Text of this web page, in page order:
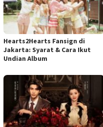
Hearts2Hearts Fansign di
Jakarta: Syarat & Cara Ikut
Undian Album